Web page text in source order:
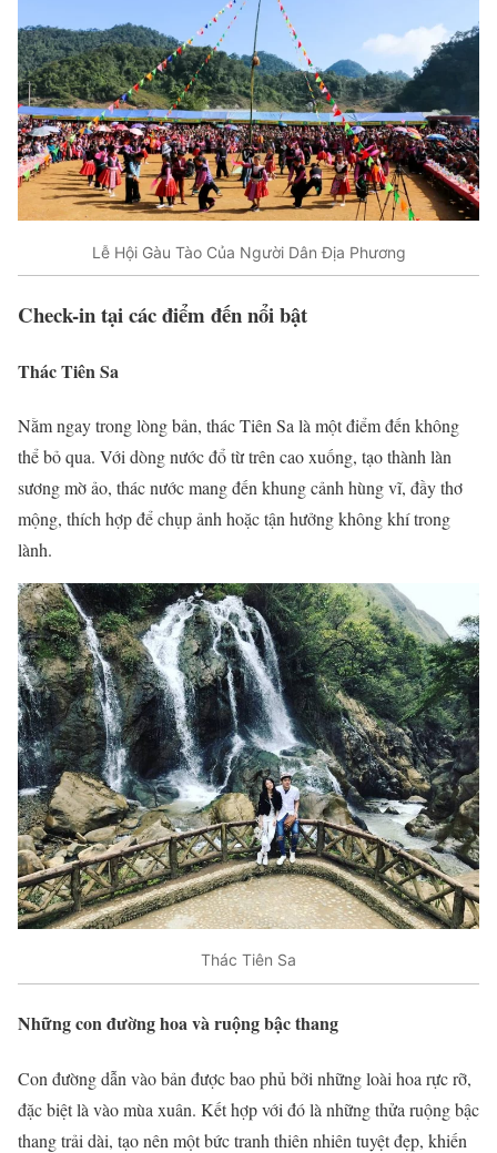
Lễ Hội Gàu Tào Của Người Dân Địa Phương
Check-in tại các điểm đến nổi bật
Thác Tiên Sa
Nằm ngay trong lòng bản, thác Tiên Sa là một điểm đến không
thể bỏ qua. Với dòng nước đổ từ trên cao xuống, tạo thành làn
sương mờ ảo, thác nước mang đến khung cảnh hùng vĩ, đầy thơ
mộng, thích hợp để chụp ảnh hoặc tận hưởng không khí trong
lành.
Thác Tiên Sa
Những con đường hoa và ruộng bậc thang
Con đường dẫn vào bản được bao phủ bởi những loài hoa rực rỡ,
đặc biệt là vào mùa xuân. Kết hợp với đó là những thửa ruộng bậc
thang trải dài, tạo nên một bức tranh thiên nhiên tuyệt đẹp, khiến